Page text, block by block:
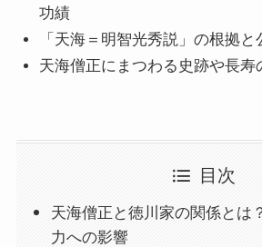
功績
「天海＝明智光秀説」の根拠と
天海僧正にまつわる史跡や長寿
目次
天海僧正と徳川家の関係とは
力への影響